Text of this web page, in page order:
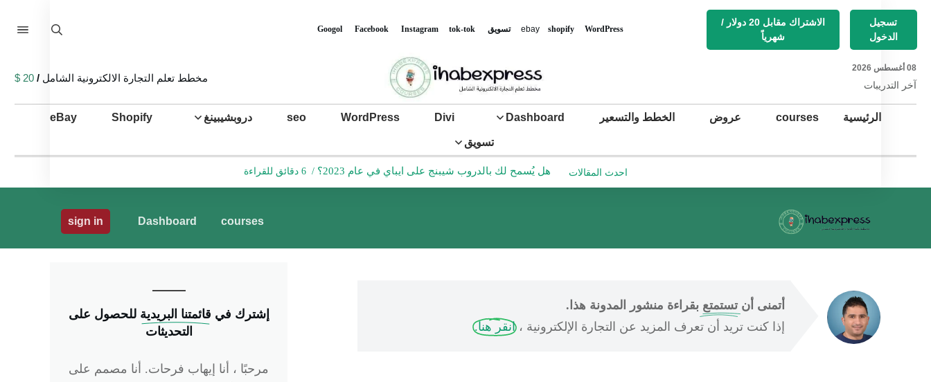
تسجيل
الدخول
الاشتراك مقابل 20 دولار /
شهرياً
ebay shopify WordPress تسويق Googol Facebook Instagram tok-tok
08 أغسطس 2026
آخر التدريبات
مخطط تعلم التجارة الالكترونية الشامل /
20 $
الرئيسية courses عروض الخطط والتسعير Dashboard
Divi
WordPress
seo دروبشيبينغ Shopify
eBay
تسويق
احدث المقالات هل يُسمح لك بالدروب شيبنج على ايباي في عام 2023؟ /
courses
Dashboard
sign in
أتمنى أن تستمتع بقراءة منشور المدونة هذا.
إذا كنت تريد أن تعرف المزيد عن التجارة الإلكترونية ،انقر هنا.
إشترك في قائمتنا البريدية للحصول على
التحديثات
مرحبًا ، أنا إيهاب فرحات. أنا مصمم على